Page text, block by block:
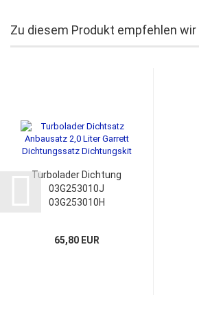
Zu diesem Produkt empfehlen wir
Turbolader Dichtung
03G253010J
03G253010H
Dichtungssatz
65,80 EUR